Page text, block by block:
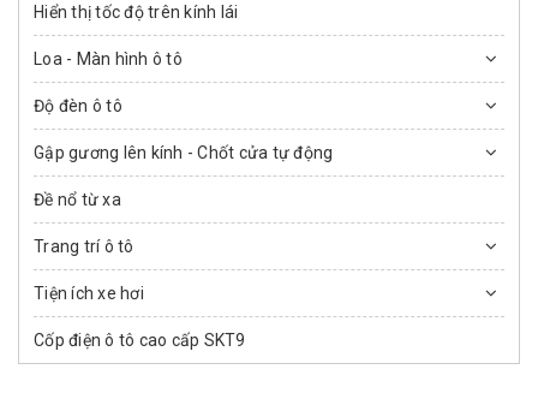
Hiển thị tốc độ trên kính lái
Loa - Màn hình ô tô
Độ đèn ô tô
Gập gương lên kính - Chốt cửa tự động
Đề nổ từ xa
Trang trí ô tô
Tiện ích xe hơi
Cốp điện ô tô cao cấp SKT9